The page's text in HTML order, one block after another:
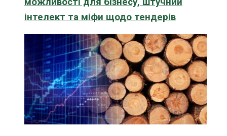
інтелект та міфи щодо тендерів